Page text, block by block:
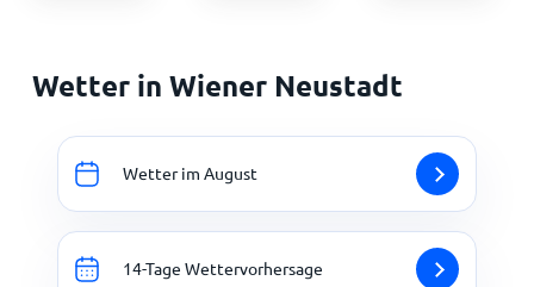
Wetter in Wiener Neustadt
Wetter im August
14-Tage Wettervorhersage